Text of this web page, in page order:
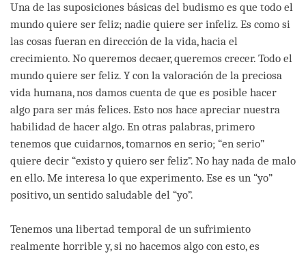
Una de las suposiciones básicas del budismo es que todo el
mundo quiere ser feliz; nadie quiere ser infeliz. Es como si
las cosas fueran en dirección de la vida, hacia el
crecimiento. No queremos decaer, queremos crecer. Todo el
mundo quiere ser feliz. Y con la valoración de la preciosa
vida humana, nos damos cuenta de que es posible hacer
algo para ser más felices. Esto nos hace apreciar nuestra
habilidad de hacer algo. En otras palabras, primero
tenemos que cuidarnos, tomarnos en serio; “en serio”
quiere decir “existo y quiero ser feliz”. No hay nada de malo
en ello. Me interesa lo que experimento. Ese es un “yo”
positivo, un sentido saludable del “yo”.
Tenemos una libertad temporal de un sufrimiento
realmente horrible y, si no hacemos algo con esto, es